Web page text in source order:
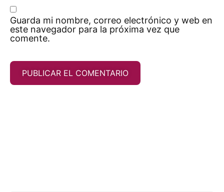
Guarda mi nombre, correo electrónico y web en
este navegador para la próxima vez que
comente.